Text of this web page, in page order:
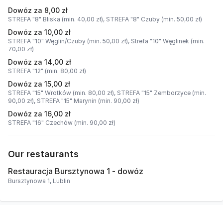
Dowóz za 8,00 zł
STREFA "8" Bliska (min. 40,00 zł), STREFA "8" Czuby (min. 50,00 zł)
Dowóz za 10,00 zł
STREFA "10" Węglin/Czuby (min. 50,00 zł), Strefa "10" Węglinek (min.
70,00 zł)
Dowóz za 14,00 zł
STREFA "12" (min. 80,00 zł)
Dowóz za 15,00 zł
STREFA "15" Wrotków (min. 80,00 zł), STREFA "15" Zemborzyce (min.
90,00 zł), STREFA "15" Marynin (min. 90,00 zł)
Dowóz za 16,00 zł
STREFA "16" Czechów (min. 90,00 zł)
Our restaurants
Restauracja Bursztynowa 1 - dowóz
Bursztynowa 1, Lublin